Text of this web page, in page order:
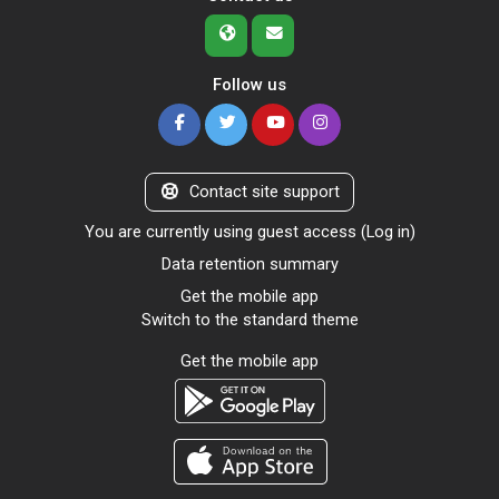
Follow us
Contact site support
You are currently using guest access (Log in)
Data retention summary
Get the mobile app
Switch to the standard theme
Get the mobile app